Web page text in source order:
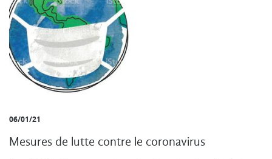
06/01/21
Mesures de lutte contre le coronavirus